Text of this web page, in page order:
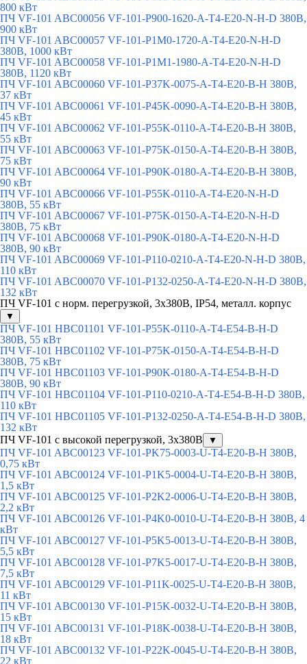
800 кВт
ПЧ VF-101 ABC00056 VF-101-P900-1620-A-T4-E20-N-H-D 380В,
900 кВт
ПЧ VF-101 ABC00057 VF-101-P1M0-1720-A-T4-E20-N-H-D
380В, 1000 кВт
ПЧ VF-101 ABC00058 VF-101-P1M1-1980-A-T4-E20-N-H-D
380В, 1120 кВт
ПЧ VF-101 ABC00060 VF-101-P37K-0075-A-T4-E20-B-H 380В,
37 кВт
ПЧ VF-101 ABC00061 VF-101-P45K-0090-A-T4-E20-B-H 380В,
45 кВт
ПЧ VF-101 ABC00062 VF-101-P55K-0110-A-T4-E20-B-H 380В,
55 кВт
ПЧ VF-101 ABC00063 VF-101-P75K-0150-A-T4-E20-B-H 380В,
75 кВт
ПЧ VF-101 ABC00064 VF-101-P90K-0180-A-T4-E20-B-H 380В,
90 кВт
ПЧ VF-101 ABC00066 VF-101-P55K-0110-A-T4-E20-N-H-D
380В, 55 кВт
ПЧ VF-101 ABC00067 VF-101-P75K-0150-A-T4-E20-N-H-D
380В, 75 кВт
ПЧ VF-101 ABC00068 VF-101-P90K-0180-A-T4-E20-N-H-D
380В, 90 кВт
ПЧ VF-101 ABC00069 VF-101-P110-0210-A-T4-E20-N-H-D 380В,
110 кВт
ПЧ VF-101 ABC00070 VF-101-P132-0250-A-T4-E20-N-H-D 380В,
132 кВт
ПЧ VF-101 с норм. перегрузкой, 3х380В, IP54, металл. корпус
▼
ПЧ VF-101 HBC01101 VF-101-P55K-0110-A-T4-E54-B-H-D
380В, 55 кВт
ПЧ VF-101 HBC01102 VF-101-P75K-0150-A-T4-E54-B-H-D
380В, 75 кВт
ПЧ VF-101 HBC01103 VF-101-P90K-0180-A-T4-E54-B-H-D
380В, 90 кВт
ПЧ VF-101 HBC01104 VF-101-P110-0210-A-T4-E54-B-H-D 380В,
110 кВт
ПЧ VF-101 HBC01105 VF-101-P132-0250-A-T4-E54-B-H-D 380В,
132 кВт
ПЧ VF-101 с высокой перегрузкой, 3x380В
▼
ПЧ VF-101 ABC00123 VF-101-PK75-0003-U-T4-E20-B-H 380В,
0,75 кВт
ПЧ VF-101 ABC00124 VF-101-P1K5-0004-U-T4-E20-B-H 380В,
1,5 кВт
ПЧ VF-101 ABC00125 VF-101-P2K2-0006-U-T4-E20-B-H 380В,
2,2 кВт
ПЧ VF-101 ABC00126 VF-101-P4K0-0010-U-T4-E20-B-H 380В, 4
кВт
ПЧ VF-101 ABC00127 VF-101-P5K5-0013-U-T4-E20-B-H 380В,
5,5 кВт
ПЧ VF-101 ABC00128 VF-101-P7K5-0017-U-T4-E20-B-H 380В,
7,5 кВт
ПЧ VF-101 ABC00129 VF-101-P11K-0025-U-T4-E20-B-H 380В,
11 кВт
ПЧ VF-101 ABC00130 VF-101-P15K-0032-U-T4-E20-B-H 380В,
15 кВт
ПЧ VF-101 ABC00131 VF-101-P18K-0038-U-T4-E20-B-H 380В,
18 кВт
ПЧ VF-101 ABC00132 VF-101-P22K-0045-U-T4-E20-B-H 380В,
22 кВт